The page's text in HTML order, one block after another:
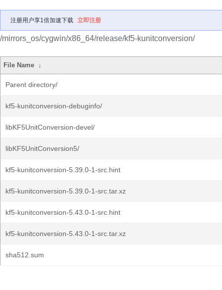
注册用户享1倍加速下载 立即注册
/mirrors_os/cygwin/x86_64/release/kf5-kunitconversion/
File Name ↓
Parent directory/
kf5-kunitconversion-debuginfo/
libKF5UnitConversion-devel/
libKF5UnitConversion5/
kf5-kunitconversion-5.39.0-1-src.hint
kf5-kunitconversion-5.39.0-1-src.tar.xz
kf5-kunitconversion-5.43.0-1-src.hint
kf5-kunitconversion-5.43.0-1-src.tar.xz
sha512.sum